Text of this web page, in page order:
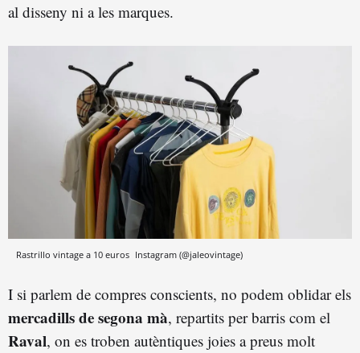
al disseny ni a les marques.
Rastrillo vintage a 10 euros Instagram (@jaleovintage)
I si parlem de compres conscients, no podem oblidar els
mercadills de segona mà, repartits per barris com el
Raval, on es troben autèntiques joies a preus molt